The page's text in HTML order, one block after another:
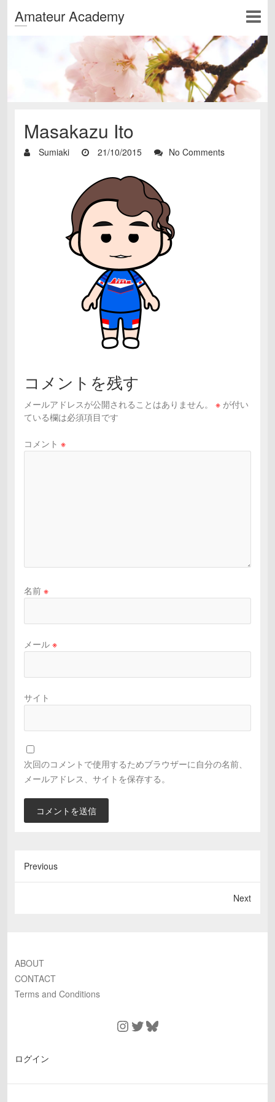
Amateur Academy
Masakazu Ito
Sumiaki 21/10/2015 No Comments
コメントを残す
メールアドレスが公開されることはありません。 ※ が付い
ている欄は必須項目です
コメント ※
名前 ※
メール ※
サイト
次回のコメントで使用するためブラウザーに自分の名前、
メールアドレス、サイトを保存する。
Previous
Next
ABOUT
CONTACT
Terms and Conditions
Instagram
TwitterBluesky
ログイン